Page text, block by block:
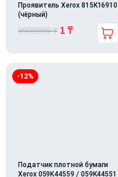
Проявитель Xerox 815K16910
(чёрный)
9999999₸ 1 ₸
-12%
Податчик плотной бумаги
Xerox 059K44559 / 059K44551